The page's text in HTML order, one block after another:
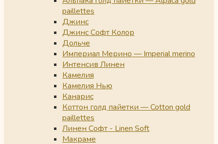
paillettes
Джинс
Джинс Софт Колор
Дольче
Империал Мерино — Imperial merino
Интенсив Линен
Камелия
Камелия Нью
Канарис
Коттон голд пайетки — Cotton gold
paillettes
Линен Софт - Linen Soft
Макраме